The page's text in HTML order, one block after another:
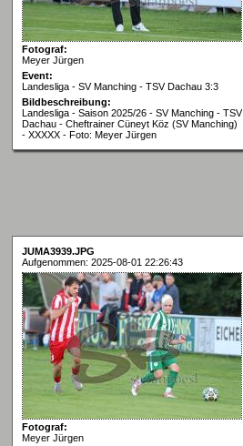
Fotograf:
Meyer Jürgen
Event:
Landesliga - SV Manching - TSV Dachau 3:3
Bildbeschreibung:
Landesliga - Saison 2025/26 - SV Manching - TSV
Dachau - Cheftrainer Cüneyt Köz (SV Manching)
- XXXXX - Foto: Meyer Jürgen
JUMA3939.JPG
Aufgenommen: 2025-08-01 22:26:43
Fotograf:
Meyer Jürgen